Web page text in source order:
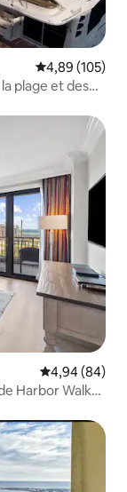
Évaluation
4,89 (105)
plage et des
Évaluation
4,94 (84)
Harbor Walk